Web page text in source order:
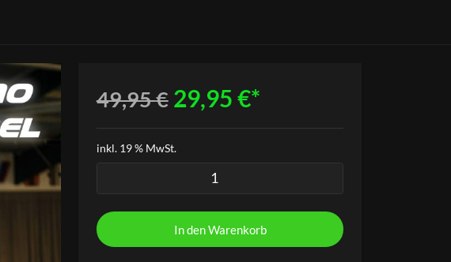
49,95€ Ursprünglicher
Preis
war:
49,95 €
29,95€ Aktueller
Preis
ist:
29,95 €.
inkl. 19 % MwSt.
-
160
In den Warenkorb